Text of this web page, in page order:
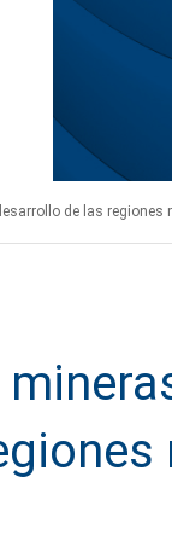
de las regiones